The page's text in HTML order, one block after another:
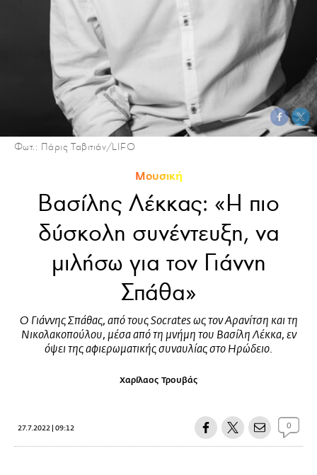
Φωτ.: Πάρις Ταβιτιάν/LIFO
Μουσική
Βασίλης Λέκκας: «Η πιο
δύσκολη συνέντευξη, να
μιλήσω για τον Γιάννη
Σπάθα»
Ο Γιάννης Σπάθας, από τους Socrates ως τον Αρανίτση και τη
Νικολακοπούλου, μέσα από τη μνήμη του Βασίλη Λέκκα, εν
όψει της αφιερωματικής συναυλίας στο Ηρώδειο.
Χαρίλαος Τρουβάς
27.7.2022 | 09:12 0